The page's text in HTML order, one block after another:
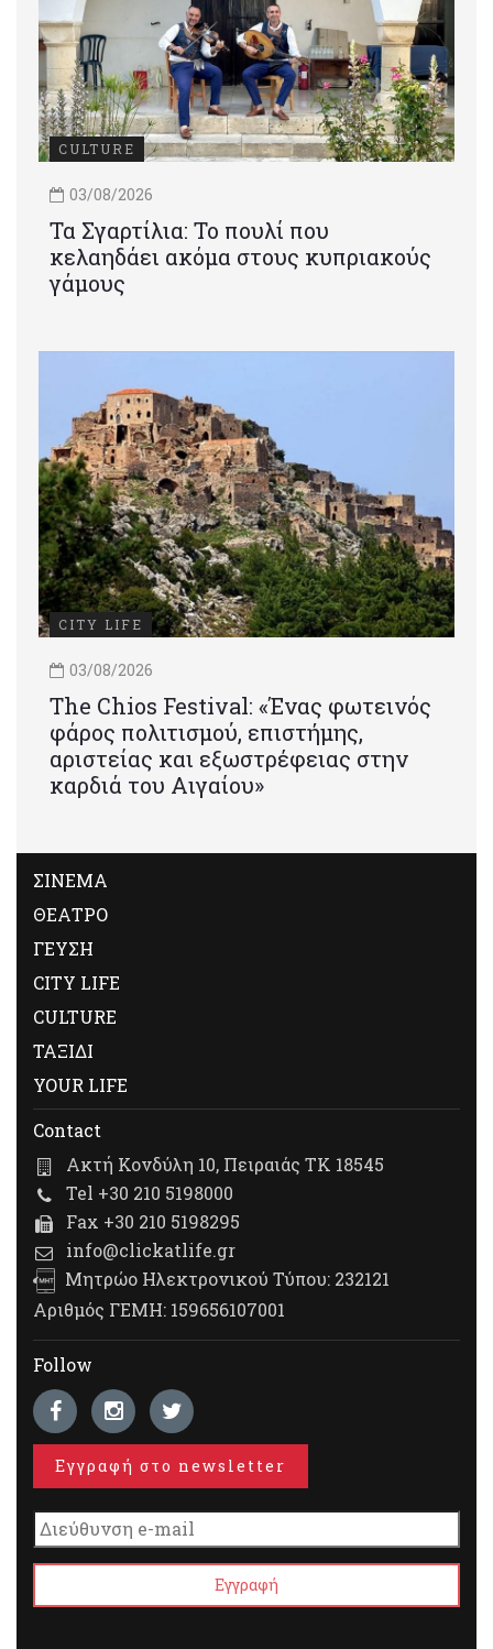
CULTURE
03/08/2026
Τα Σγαρτίλια: Το πουλί που
κελαηδάει ακόμα στους κυπριακούς
γάμους
CITY LIFE
03/08/2026
Τhe Chios Festival: «Ένας φωτεινός
φάρος πολιτισμού, επιστήμης,
αριστείας και εξωστρέφειας στην
καρδιά του Αιγαίου»
ΣΙΝΕΜΑ
ΘΕΑΤΡΟ
ΓΕΥΣΗ
CITY LIFE
CULTURE
ΤΑΞΙΔΙ
YOUR LIFE
Contact
Ακτή Κονδύλη 10, Πειραιάς ΤΚ 18545
Tel +30 210 5198000
Fax +30 210 5198295
info@clickatlife.gr
Μητρώο Ηλεκτρονικού Τύπου: 232121
Αριθμός ΓΕΜΗ: 159656107001
Follow
Εγγραφή στο newsletter